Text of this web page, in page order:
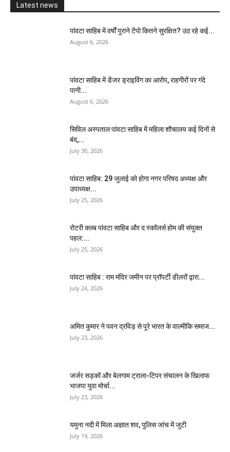
Latest news
पांवटा साहिब में वर्षों पुराने टेंपो कितने सुरक्षित? उठ रहे कई...
August 6, 2026
पांवटा साहिब में डेंजर ड्राइविंग का आरोप, राहगीरों पर गंदे
पानी...
August 6, 2026
सिविल अस्पताल पांवटा साहिब में महिला शौचालय कई दिनों से
बंद,...
July 30, 2026
पांवटा साहिब: 29 जुलाई को होगा नगर परिषद अध्यक्ष और
उपाध्यक्ष...
July 25, 2026
​रोटरी क्लब पांवटा साहिब और द स्कॉलर्स होम की संयुक्त
पहल:...
July 25, 2026
पांवटा साहिब : राम मंदिर जमीन पर प्रॉपर्टी डीलरों द्वारा...
July 24, 2026
अमित कुमार ने पवन द्रविड़ से पूरे भारत के वाल्मीकि समाज...
July 23, 2026
जर्जर सड़कों और बेलगाम ट्राला-टिपर संचालन के खिलाफ
भाजपा युवा मोर्चा...
July 23, 2026
यमुना नदी में मिला अज्ञात शव, पुलिस जांच में जुटी
July 19, 2026